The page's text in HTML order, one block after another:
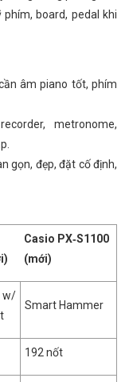
board, pedal khi
âm piano tốt, phím
metronome,
gọn, đẹp, đặt cố định,
Casio PX‑S1100
(mới)
Smart Hammer
192 nốt